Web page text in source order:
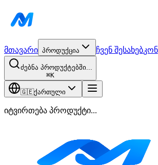
მთავარი პროდუქცია ჩვენ შესახებ
ძებნა პროდუქტებში...
⌘K
🇬🇪ქართული
იტვირთება პროდუქტი...